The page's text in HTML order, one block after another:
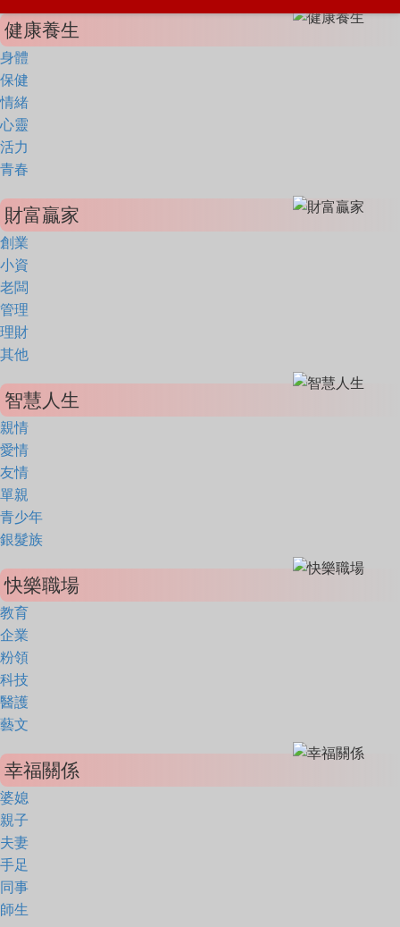
健康養生
身體
保健
情緒
心靈
活力
青春
財富贏家
創業
小資
老闆
管理
理財
其他
智慧人生
親情
愛情
友情
單親
青少年
銀髮族
快樂職場
教育
企業
粉領
科技
醫護
藝文
幸福關係
婆媳
親子
夫妻
手足
同事
師生